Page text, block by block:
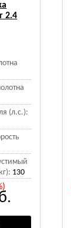
2.4
(л.с.):
130